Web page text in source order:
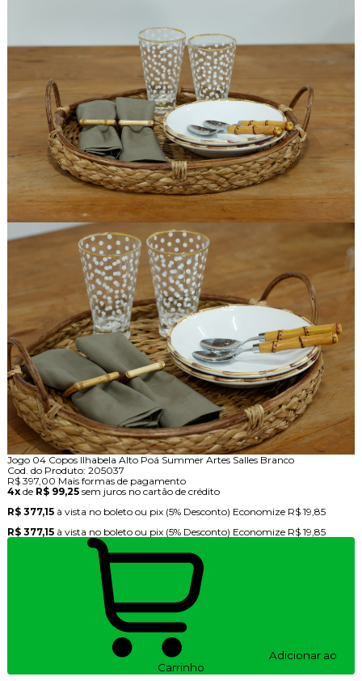
Jogo 04 Copos Ilhabela Alto Poá Summer Artes Salles Branco
Cod. do Produto: 205037
R$ 397,00 Mais formas de pagamento
4xde R$ 99,25 sem juros no cartão de crédito
R$ 377,15 à vista no boleto ou pix (5% Desconto) Economize R$ 19,85
R$ 377,15 à vista no boleto ou pix (5% Desconto) Economize R$ 19,85
Adicionar ao
Carrinho